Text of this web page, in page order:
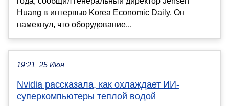
Huang в интервью Korea Economic Daily. Он
намекнул, что оборудование...
19:21, 25 Июн
Nvidia рассказала, как охлаждает ИИ-
суперкомпьютеры теплой водой